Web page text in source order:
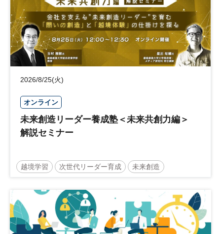
2026/8/25(火)
オンライン
未来創造リーダー養成塾＜未来共創力編＞
解説セミナー
越境学習 次世代リーダー育成 未来創造
リーダーシップ 新規事業